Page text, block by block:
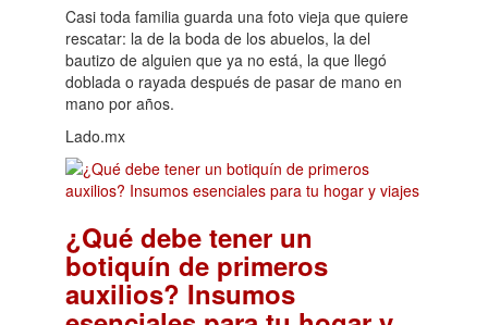
Casi toda familia guarda una foto vieja que quiere
rescatar: la de la boda de los abuelos, la del
bautizo de alguien que ya no está, la que llegó
doblada o rayada después de pasar de mano en
mano por años.
Lado.mx
¿Qué debe tener un
botiquín de primeros
auxilios? Insumos